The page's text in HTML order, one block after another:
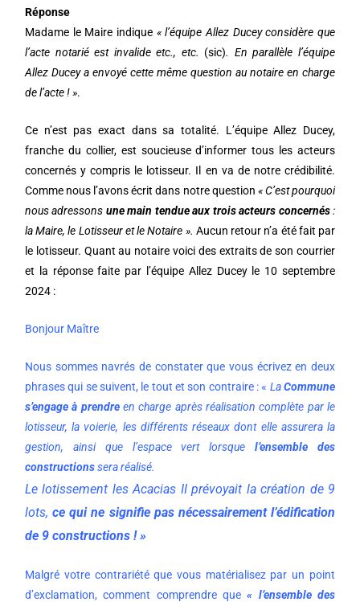
Réponse
Madame le Maire indique « l’équipe Allez Ducey considère que
l’acte notarié est invalide etc., etc. (sic). En parallèle l’équipe
Allez Ducey a envoyé cette même question au notaire en charge
de l’acte ! ».
Ce n’est pas exact dans sa totalité. L’équipe Allez Ducey,
franche du collier, est soucieuse d’informer tous les acteurs
concernés y compris le lotisseur. Il en va de notre crédibilité.
Comme nous l’avons écrit dans notre question «C’est pourquoi
nous adressons une main tendue aux trois acteurs concernés:
la Maire, le Lotisseur et le Notaire ». Aucun retour n’a été fait par
le lotisseur. Quant au notaire voici des extraits de son courrier
et la réponse faite par l’équipe Allez Ducey le 10 septembre
2024 :
Bonjour Maître
Nous sommes navrés de constater que vous écrivez en deux
phrases qui se suivent, le tout et son contraire : « LaCommune
s’engage à prendreen charge après réalisation complète par le
lotisseur, la voierie, les différents réseaux dont elle assurera la
gestion, ainsi que l’espace vertlorsquel’ensemble des
constructionssera réalisé.
Le lotissement les Acacias II prévoyait la création de 9
lots,ce qui ne signifie pas nécessairement l’édification
de 9 constructions ! »
Malgré votre contrariété que vous matérialisez par un point
d’exclamation, comment comprendre que« l’ensemble des